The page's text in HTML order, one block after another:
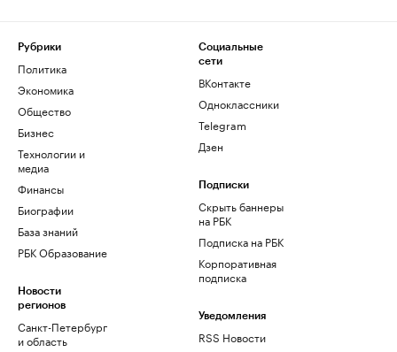
Рубрики
Политика
Экономика
Общество
Бизнес
Технологии и
медиа
Финансы
Биографии
База знаний
РБК Образование
Новости
регионов
Санкт-Петербург
и область
Социальные
сети
ВКонтакте
Одноклассники
Telegram
Дзен
Подписки
Скрыть баннеры
на РБК
Подписка на РБК
Корпоративная
подписка
Уведомления
RSS Новости